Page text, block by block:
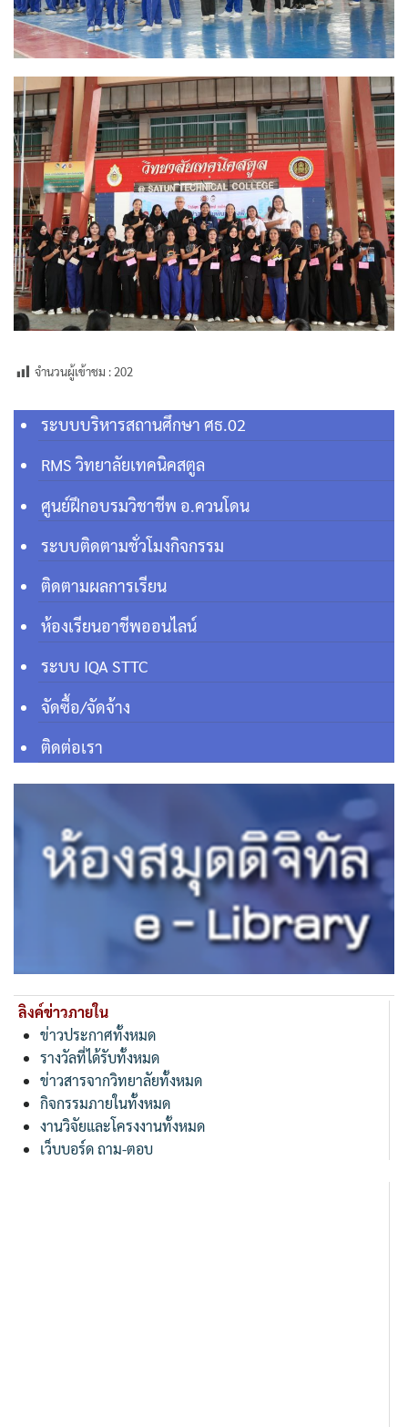
จำนวนผู้เข้าชม :202
ระบบบริหารสถานศึกษา ศธ.02
RMS วิทยาลัยเทคนิคสตูล
ศูนย์ฝึกอบรมวิชาชีพ อ.ควนโดน
ระบบติดตามชั่วโมงกิจกรรม
ติดตามผลการเรียน
ห้องเรียนอาชีพออนไลน์
ระบบ IQA STTC
จัดซื้อ/จัดจ้าง
ติดต่อเรา
ลิงค์ข่าวภายใน
ข่าวประกาศทั้งหมด
รางวัลที่ได้รับทั้งหมด
ข่าวสารจากวิทยาลัยทั้งหมด
กิจกรรมภายในทั้งหมด
งานวิจัยและโครงงานทั้งหมด
เว็บบอร์ด ถาม-ตอบ